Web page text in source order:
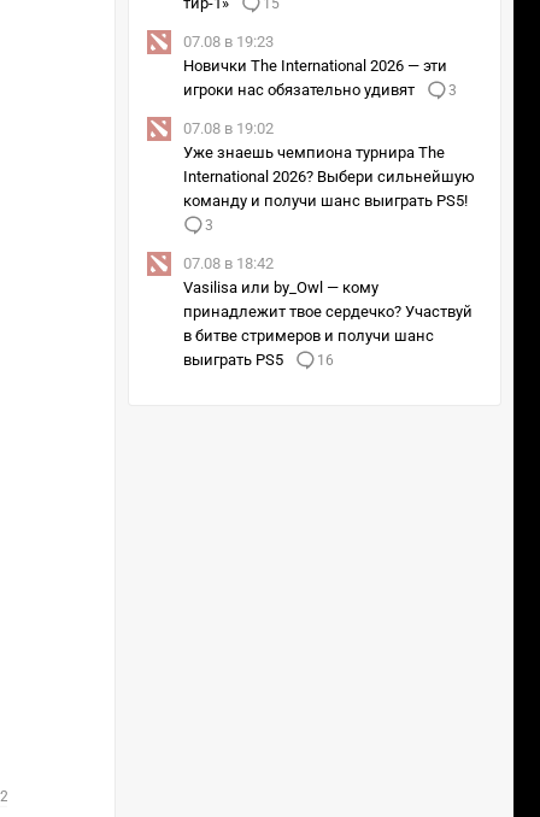
+2
11м
15
07.08 в 19:23
Новички The International 2026 — эти
игроки нас обязательно удивят
3
07.08 в 19:02
Уже знаешь чемпиона турнира The
International 2026? Выбери сильнейшую
команду и получи шанс выиграть PS5!
3
07.08 в 18:42
Vasilisa или by_Owl — кому
принадлежит твое сердечко? Участвуй
в битве стримеров и получи шанс
выиграть PS5
16